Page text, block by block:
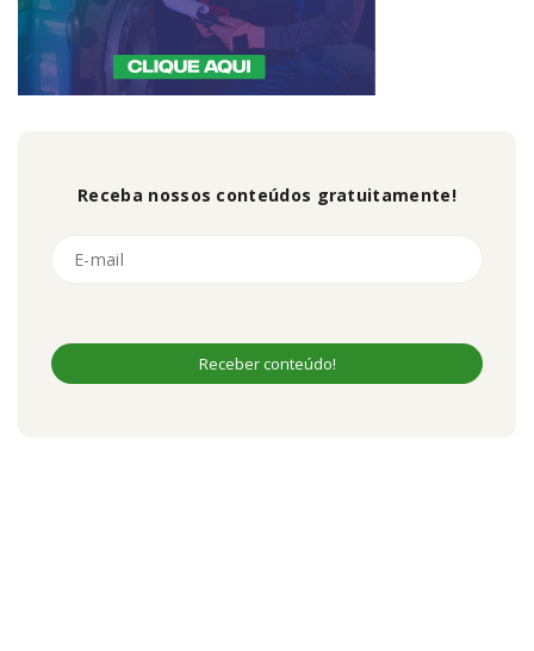
Receba nossos conteúdos gratuitamente!